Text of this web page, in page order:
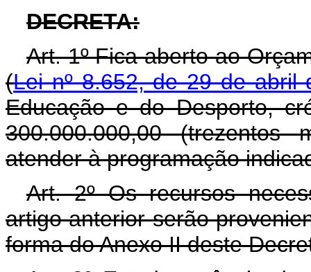
DECRETA:
Art. 1º Fica aberto ao
(Lei nº 8.652, de 29 de abril
Educação e do Desporto,
300.000.000,00
atender à programação
Art. 2º Os recursos
artigo anterior serão
forma do Anexo II deste